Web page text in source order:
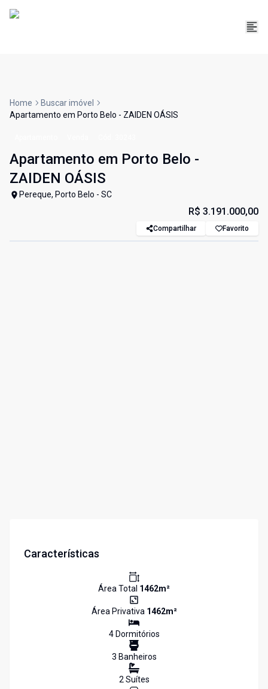
Home
Buscar imóvel
Apartamento em Porto Belo - ZAIDEN OÁSIS
Apartamento em Porto Belo -
ZAIDEN OÁSIS
Pereque, Porto Belo - SC
R$ 3.191.000,00
Compartilhar Favorito
Características
Área Total 1462m²
Área Privativa 1462m²
4Dormitórios
3 Banheiros
2Suítes